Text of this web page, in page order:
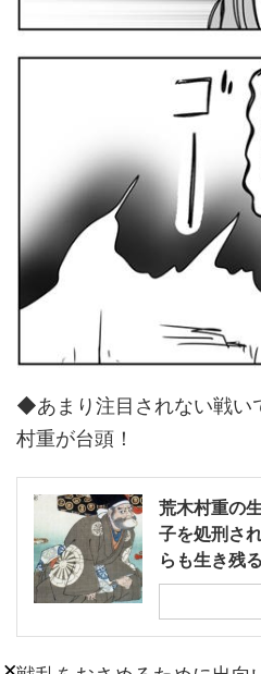
◆あまり注目されない戦い
村重が台頭！
荒木村重の
子を処刑さ
らも生き残る